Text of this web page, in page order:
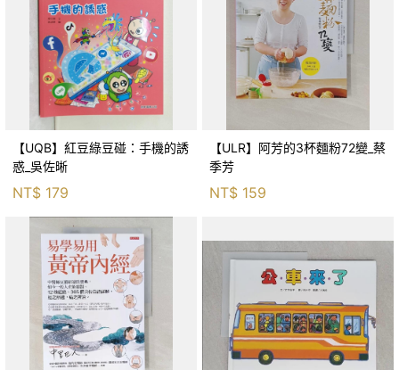
【UQB】紅豆綠豆碰：手機的誘
惑_吳佐晰
NT$ 179
【ULR】阿芳的3杯麵粉72變_蔡
季芳
NT$ 159